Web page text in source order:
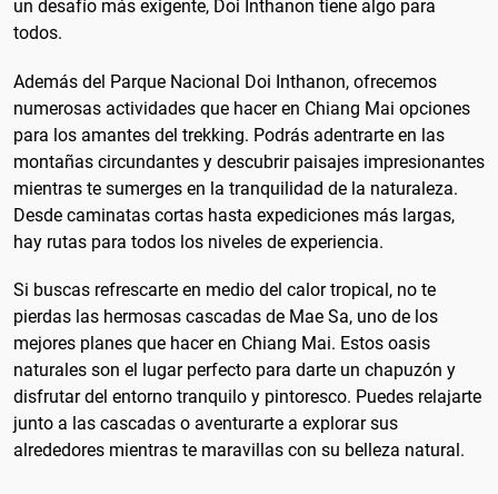
un desafío más exigente, Doi Inthanon tiene algo para
todos.
Además del Parque Nacional Doi Inthanon, ofrecemos
numerosas actividades que hacer en Chiang Mai opciones
para los amantes del trekking. Podrás adentrarte en las
montañas circundantes y descubrir paisajes impresionantes
mientras te sumerges en la tranquilidad de la naturaleza.
Desde caminatas cortas hasta expediciones más largas,
hay rutas para todos los niveles de experiencia.
Si buscas refrescarte en medio del calor tropical, no te
pierdas las hermosas cascadas de Mae Sa, uno de los
mejores planes que hacer en Chiang Mai. Estos oasis
naturales son el lugar perfecto para darte un chapuzón y
disfrutar del entorno tranquilo y pintoresco. Puedes relajarte
junto a las cascadas o aventurarte a explorar sus
alrededores mientras te maravillas con su belleza natural.